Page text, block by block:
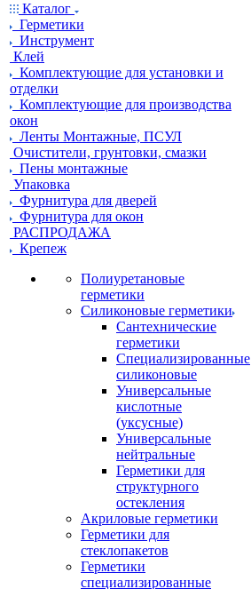
Каталог
Герметики
Инструмент
Клей
Комплектующие для установки и
отделки
Комплектующие для производства
окон
Ленты Монтажные, ПСУЛ
Очистители, грунтовки, смазки
Пены монтажные
Упаковка
Фурнитура для дверей
Фурнитура для окон
РАСПРОДАЖА
Крепеж
Полиуретановые
герметики
Силиконовые герметики
Сантехнические
герметики
Специализированные
силиконовые
Универсальные
кислотные
(уксусные)
Универсальные
нейтральные
Герметики для
структурного
остекления
Акриловые герметики
Герметики для
стеклопакетов
Герметики
специализированные